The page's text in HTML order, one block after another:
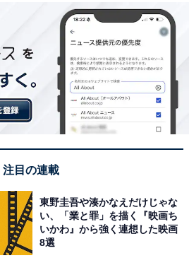
注目の連載
東野圭吾や湊かなえだけじゃな
い、「業と罪」を描く『映画ち
いかわ』から強く連想した映画
8選